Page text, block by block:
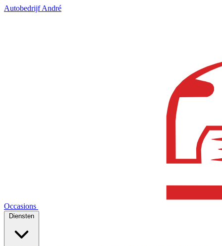
Autobedrijf André
Occasions